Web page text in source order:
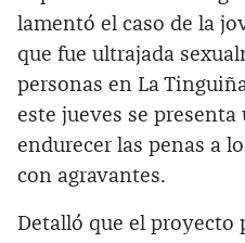
lamentó el caso de la
que fue ultrajada
personas en La
este jueves se
endurecer las penas a
con agravantes.
Detalló que el proyecto